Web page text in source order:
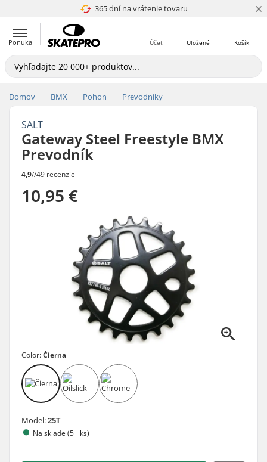
365 dní na vrátenie tovaru
4.8 z 5 ×
Ponuka Košík
Uložené
Účet
Domov BMX Pohon Prevodníky
SALT
Gateway Steel Freestyle BMX
Prevodník
4,9//49 recenzie
10,95 €
Color:Čierna
Model:25T
Na sklade (5+ ks)